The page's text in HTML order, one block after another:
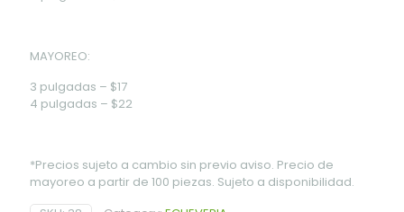
MAYOREO:
3 pulgadas – $17
4 pulgadas – $22
*Precios sujeto a cambio sin previo aviso. Precio de
mayoreo a partir de 100 piezas. Sujeto a disponibilidad.